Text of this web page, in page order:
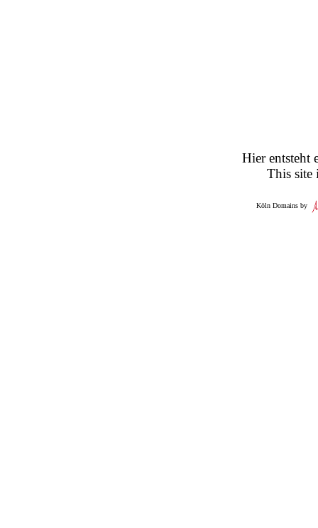
Hier entsteht
This site
Köln Domains by